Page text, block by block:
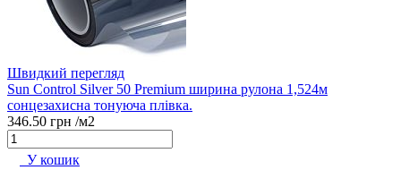
Швидкий перегляд
Sun Control Silver 50 Premium ширина рулона 1,524м
сонцезахисна тонуюча плівка.
346.50 грн /м2
У кошик